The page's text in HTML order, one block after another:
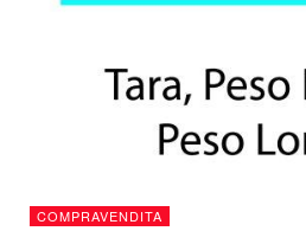
COMPRAVENDITA